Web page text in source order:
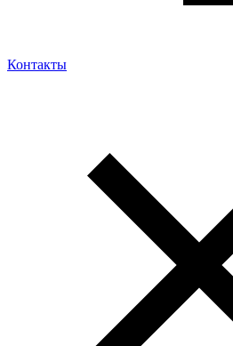
Контакты